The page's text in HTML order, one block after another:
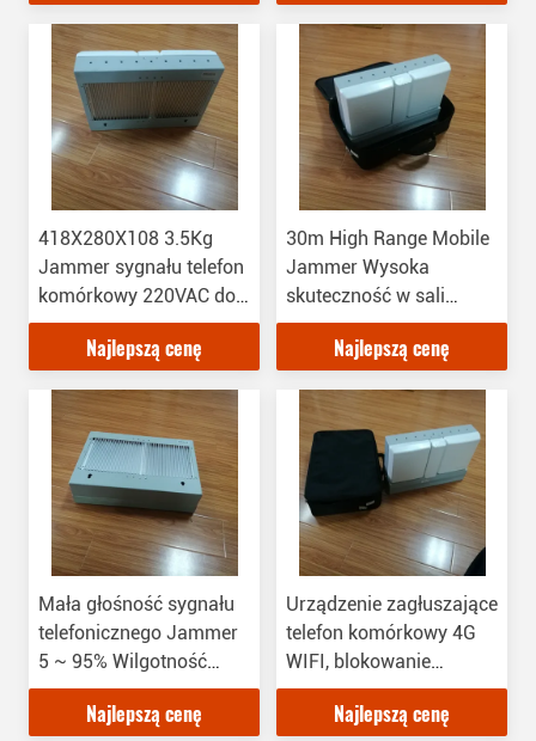
418X280X108 3.5Kg
Jammer sygnału telefon
komórkowy 220VAC do
pokoju badania
Najlepszą cenę
30m High Range Mobile
Jammer Wysoka
skuteczność w sali
konferencyjnej
Najlepszą cenę
Mała głośność sygnału
telefonicznego Jammer
5 ~ 95% Wilgotność
pracy 1W mocy RF
Najlepszą cenę
Urządzenie zagłuszające
telefon komórkowy 4G
WIFI, blokowanie
telefonu komórkowego
dla rząduNajlepszą cenę